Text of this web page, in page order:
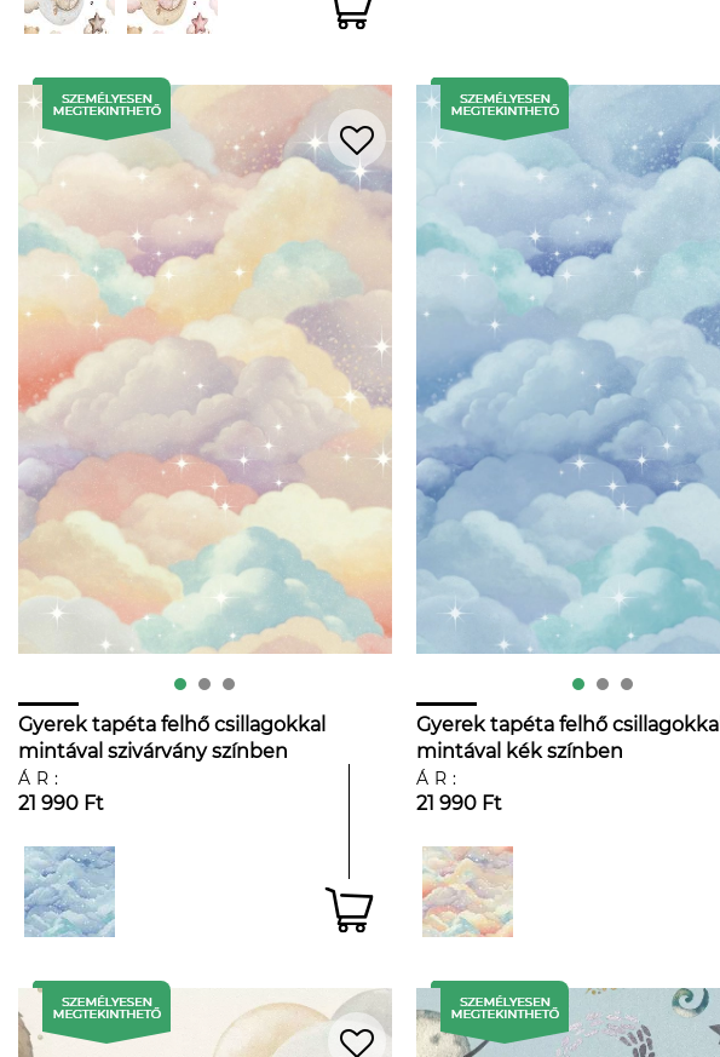
Gyerek tapéta felhő csillagokkal
mintával szivárvány színben
ÁR:
21 990 Ft
Gyerek tapéta felhő csillagokkal
mintával kék színben
ÁR:
21 990 Ft